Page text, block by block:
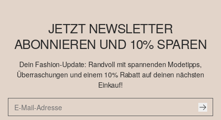
JETZT NEWSLETTER
ABONNIEREN UND 10% SPAREN
Dein Fashion-Update: Randvoll mit spannenden Modetipps,
Überraschungen und einem 10% Rabatt auf deinen nächsten
Einkauf!